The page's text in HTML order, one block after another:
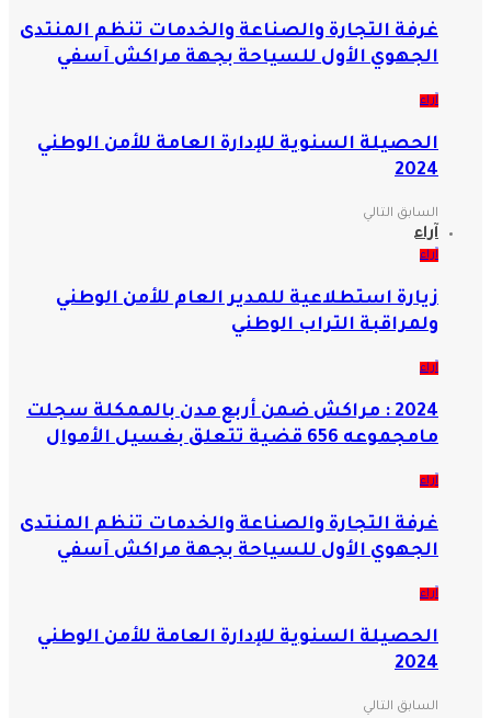
غرفة التجارة والصناعة والخدمات تنظم المنتدى
الجهوي الأول للسياحة بجهة مراكش آسفي
آراء
الحصيلة السنوية للإدارة العامة للأمن الوطني
2024
السابق التالي
آراء
آراء
زيارة استطلاعية للمدير العام للأمن الوطني
ولمراقبة التراب الوطني
آراء
2024 : مراكش ضمن أربع مدن بالممكلة سجلت
مامجموعه 656 قضية تتعلق بغسيل الأموال
آراء
غرفة التجارة والصناعة والخدمات تنظم المنتدى
الجهوي الأول للسياحة بجهة مراكش آسفي
آراء
الحصيلة السنوية للإدارة العامة للأمن الوطني
2024
السابق التالي